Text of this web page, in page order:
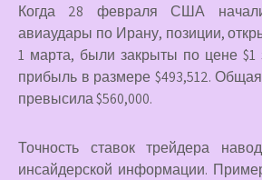
Когда 28 февраля США
авиаудары по Ирану, позиции,
1 марта, были закрыты по цене $1
прибыль в размере $493,512.
превысила $560,000.
Точность ставок трейдера
инсайдерской информации.